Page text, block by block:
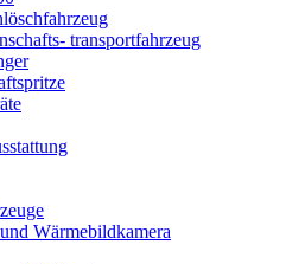
transportfahrzeug
Wärmebildkamera